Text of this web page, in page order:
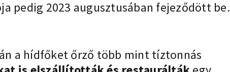
pedig 2023 augusztusában fejeződött be.
a hídfőket őrző több mint tíztonnás